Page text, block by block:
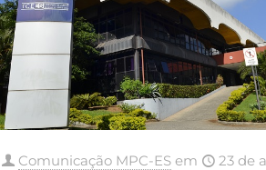
Comunicação MPC-ES em
23 de